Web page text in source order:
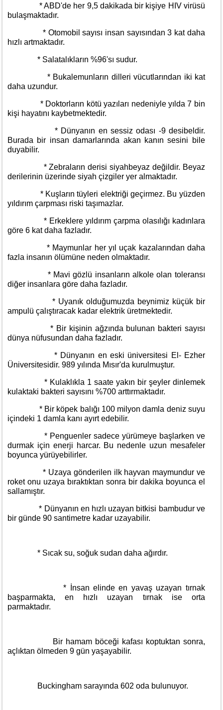
* ABD'de her 9,5 dakikada bir kişiye HIV virüsü
bulaşmaktadır.
* Otomobil sayısı insan sayısından 3 kat daha
hızlı artmaktadır.
* Salatalıkların %96'sı sudur.
* Bukalemunların dilleri vücutlarından iki kat
daha uzundur.
* Doktorların kötü yazıları nedeniyle yılda 7 bin
kişi hayatını kaybetmektedir.
* Dünyanın en sessiz odası -9 desibeldir.
Burada bir insan damarlarında akan kanın sesini bile
duyabilir.
* Zebraların derisi siyahbeyaz değildir. Beyaz
derilerinin üzerinde siyah çizgiler yer almaktadır.
* Kuşların tüyleri elektriği geçirmez. Bu yüzden
yıldırım çarpması riski taşımazlar.
* Erkeklere yıldırım çarpma olasılığı kadınlara
göre 6 kat daha fazladır.
* Maymunlar her yıl uçak kazalarından daha
fazla insanın ölümüne neden olmaktadır.
* Mavi gözlü insanların alkole olan toleransı
diğer insanlara göre daha fazladır.
* Uyanık olduğumuzda beynimiz küçük bir
ampulü çalıştıracak kadar elektrik üretmektedir.
* Bir kişinin ağzında bulunan bakteri sayısı
dünya nüfusundan daha fazladır.
* Dünyanın en eski üniversitesi El- Ezher
Üniversitesidir. 989 yılında Mısır'da kurulmuştur.
* Kulaklıkla 1 saate yakın bir şeyler dinlemek
kulaktaki bakteri sayısını %700 arttırmaktadır.
* Bir köpek balığı 100 milyon damla deniz suyu
içindeki 1 damla kanı ayırt edebilir.
* Penguenler sadece yürümeye başlarken ve
durmak için enerji harcar. Bu nedenle uzun mesafeler
boyunca yürüyebilirler.
* Uzaya gönderilen ilk hayvan maymundur ve
roket onu uzaya bıraktıktan sonra bir dakika boyunca el
sallamıştır.
* Dünyanın en hızlı uzayan bitkisi bambudur ve
bir günde 90 santimetre kadar uzayabilir.
* Sıcak su, soğuk sudan daha ağırdır.
* İnsan elinde en yavaş uzayan tırnak
başparmakta, en hızlı uzayan tırnak ise orta
parmaktadır.
Bir hamam böceği kafası koptuktan sonra,
açlıktan ölmeden 9 gün yaşayabilir.
Buckingham sarayında 602 oda bulunuyor.